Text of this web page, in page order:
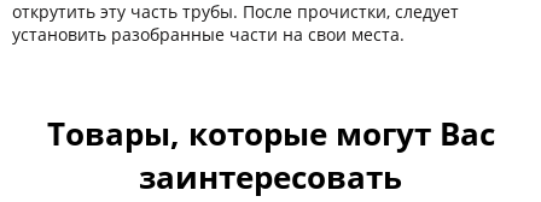
открутить эту часть трубы. После прочистки, следует
установить разобранные части на свои места.
Товары, которые могут Вас
заинтересовать